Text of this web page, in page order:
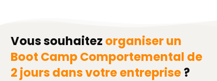
Vous souhaitez organiserun
Boot Camp Comportemental de
2 joursdans votre entreprise?